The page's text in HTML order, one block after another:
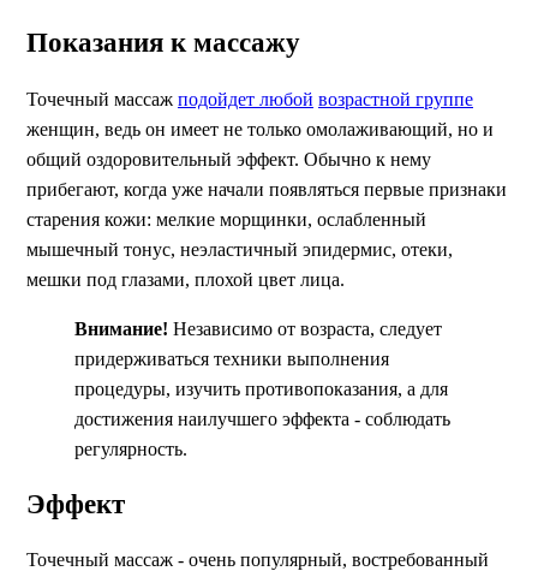
Показания к массажу
Точечный массаж подойдет любой возрастной группе
женщин, ведь он имеет не только омолаживающий, но и
общий оздоровительный эффект. Обычно к нему
прибегают, когда уже начали появляться первые признаки
старения кожи: мелкие морщинки, ослабленный
мышечный тонус, неэластичный эпидермис, отеки,
мешки под глазами, плохой цвет лица.
Внимание! Независимо от возраста, следует
придерживаться техники выполнения
процедуры, изучить противопоказания, а для
достижения наилучшего эффекта - соблюдать
регулярность.
Эффект
Точечный массаж - очень популярный, востребованный